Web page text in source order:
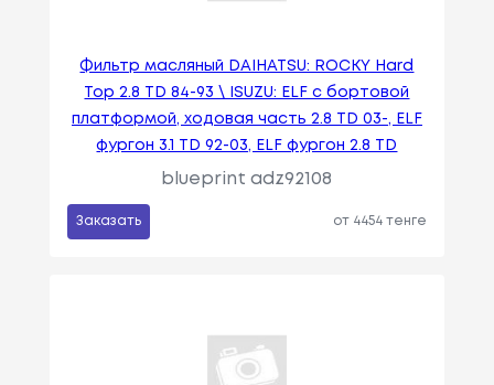
Фильтр масляный DAIHATSU: ROCKY Hard
Top 2.8 TD 84-93 \ ISUZU: ELF c бортовой
платформой, ходовая часть 2.8 TD 03-, ELF
фургон 3.1 TD 92-03, ELF фургон 2.8 TD
blueprint adz92108
Заказать от 4454 тенге